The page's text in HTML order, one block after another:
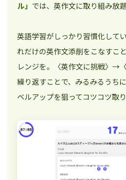
ル」 では、英作文に取り組み放題
英語学習がしっかり習慣化して
れだけの英作文添削をこなすこ
レンジを。〈英作文に挑戦〉→
繰り返すことで、みるみるうち
ベルアップを狙ってコツコツ取